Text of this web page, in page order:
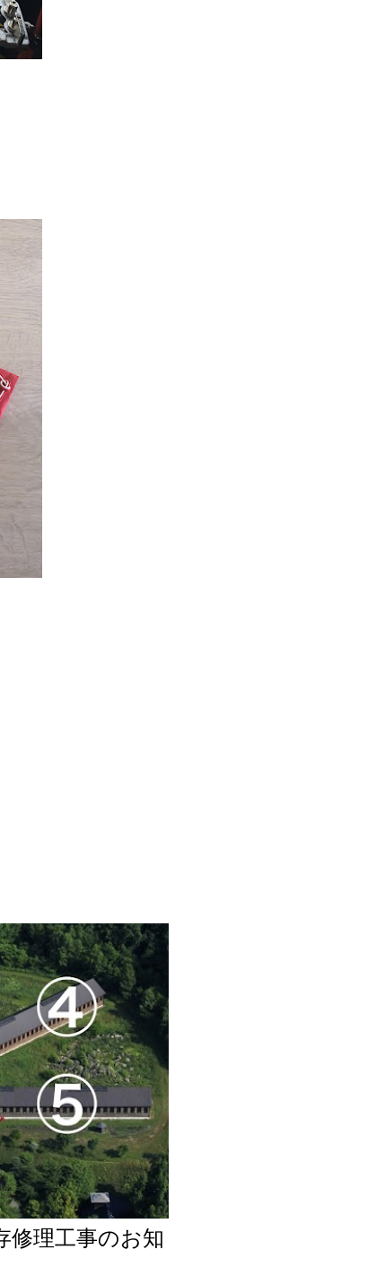
修理工事のお知